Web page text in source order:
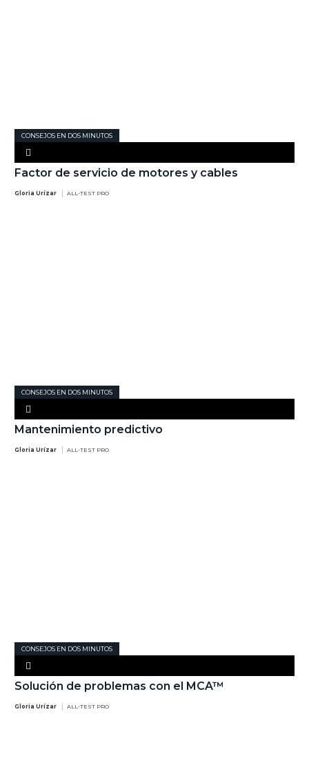
CONSEJOS EN DOS MINUTOS
Factor de servicio de motores y cables
Gloria Urízar ALL-TEST PRO
CONSEJOS EN DOS MINUTOS
Mantenimiento predictivo
Gloria Urízar ALL-TEST PRO
CONSEJOS EN DOS MINUTOS
Solución de problemas con el MCA™
Gloria Urízar ALL-TEST PRO